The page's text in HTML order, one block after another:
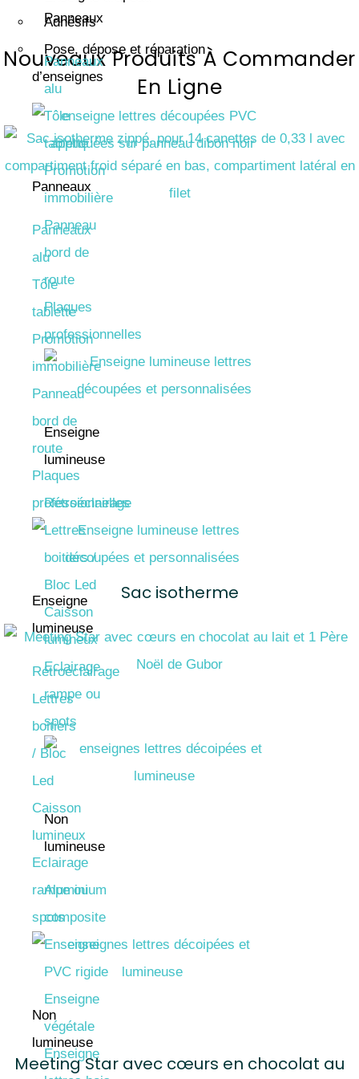
Adhésifs
Pose, dépose et réparation
d’enseignes
Panneaux
Panneaux
alu
Tôle
tablette
Promotion
immobilière
Panneau
bord de
route
Plaques
professionnelles
Enseigne
lumineuse
Rétroéclairage
Lettres
boitiers
/ Bloc
Led
Caisson
lumineux
Eclairage
rampe ou
spots
Non
lumineuse
Panneaux
Panneaux
alu
Tôle
tablette
Promotion
immobilière
Panneau
bord de
route
Plaques
professionnelles
Enseigne
lumineuse
Rétroéclairage
Lettres
boitiers /
Bloc Led
Caisson
lumineux
Eclairage
rampe ou
spots
Non
lumineuse
Aluminium
composite
Enseigne
PVC rigide
Enseigne
végétale
Enseigne
Nouveaux Produits À Commander
En Ligne
Sac isotherme
Meeting Star avec cœurs en chocolat au